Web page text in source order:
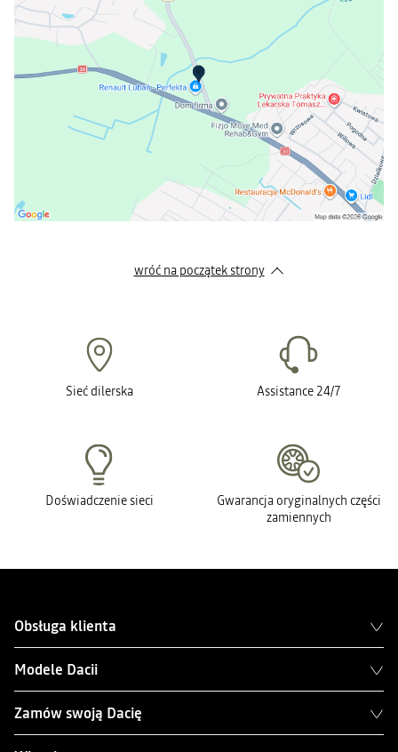
wróć na początek strony
Sieć dilerska Assistance 24/7
Doświadczenie sieci
Gwarancja oryginalnych części
zamiennych
Obsługa klienta
Modele Dacii
Zamów swoją Dacię